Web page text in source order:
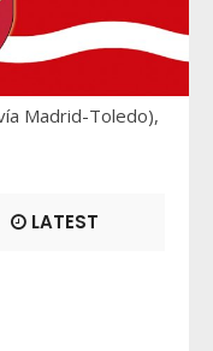
Madrid-Toledo),
LATEST